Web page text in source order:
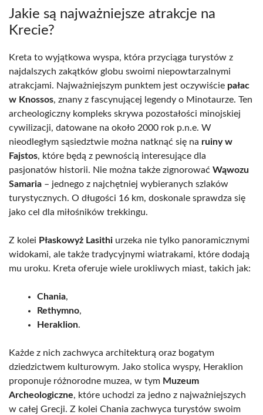
Jakie są najważniejsze atrakcje na
Krecie?
Kreta to wyjątkowa wyspa, która przyciąga turystów z
najdalszych zakątków globu swoimi niepowtarzalnymi
atrakcjami. Najważniejszym punktem jest oczywiście pałac
w Knossos, znany z fascynującej legendy o Minotaurze. Ten
archeologiczny kompleks skrywa pozostałości minojskiej
cywilizacji, datowane na około 2000 rok p.n.e. W
nieodległym sąsiedztwie można natknąć się na ruiny w
Fajstos, które będą z pewnością interesujące dla
pasjonatów historii. Nie można także zignorować Wąwozu
Samaria – jednego z najchętniej wybieranych szlaków
turystycznych. O długości 16 km, doskonale sprawdza się
jako cel dla miłośników trekkingu.
Z kolei Płaskowyż Lasithi urzeka nie tylko panoramicznymi
widokami, ale także tradycyjnymi wiatrakami, które dodają
mu uroku. Kreta oferuje wiele urokliwych miast, takich jak:
Chania,
Rethymno,
Heraklion.
Każde z nich zachwyca architekturą oraz bogatym
dziedzictwem kulturowym. Jako stolica wyspy, Heraklion
proponuje różnorodne muzea, w tym Muzeum
Archeologiczne, które uchodzi za jedno z najważniejszych
w całej Grecji. Z kolei Chania zachwyca turystów swoim